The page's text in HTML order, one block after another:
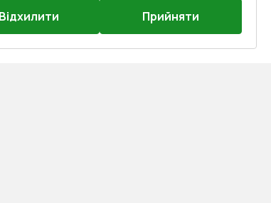
Відхилити Прийняти